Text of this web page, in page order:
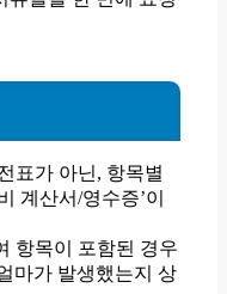
표가 아닌, 항목별
계산서/영수증’이
항목이 포함된 경우
마가 발생했는지 상